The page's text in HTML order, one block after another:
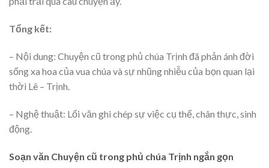
Tổng kết:
– Nội dung: Chuyện cũ trong phủ chúa Trịnh đã phản ánh đời
sống xa hoa của vua chúa và sự nhũng nhiễu của bọn quan lại
thời Lê – Trịnh.
– Nghệ thuật: Lối văn ghi chép sự việc cụ thể, chân thực, sinh
động.
Soạn văn Chuyện cũ trong phủ chúa Trịnh ngắn gọn